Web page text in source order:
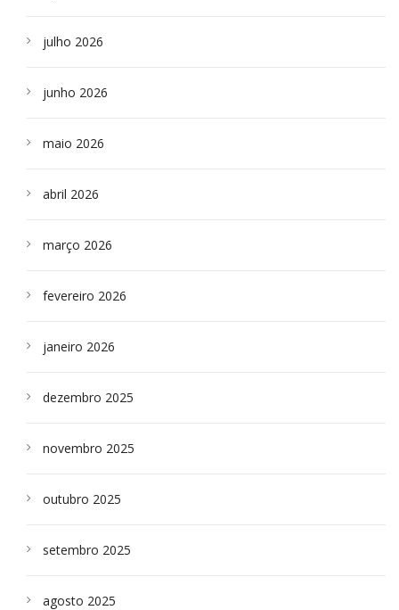
julho 2026
junho 2026
maio 2026
abril 2026
março 2026
fevereiro 2026
janeiro 2026
dezembro 2025
novembro 2025
outubro 2025
setembro 2025
agosto 2025